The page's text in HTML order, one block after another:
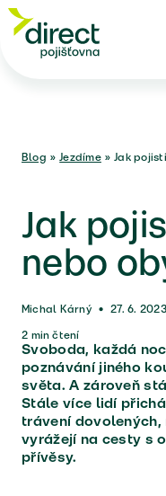
Blog » Jezdíme » Jak
Jak
nebo
Michal Kárný • 27. 6. 2023
2 min čtení
Svoboda, každá
poznávání jiného
světa. A zároveň
Stále více lidí
trávení dovolených,
vyrážejí na cesty s
přívěsy.